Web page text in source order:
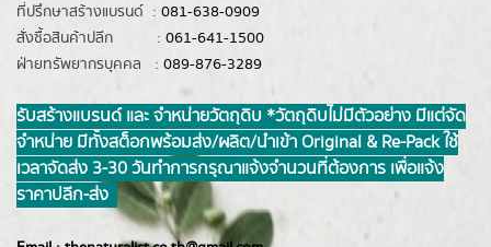
ที่ปรึกษาสร้างแบรนด์ : 081-638-0909
สั่งซื้อสินค้าปลีก : 061-641-1500
ฝ่ายทรัพยากรบุคคล : 089-876-3289
รับสร้างแบรนด์ และ จำหน่ายวัตถุดิบ *วัตถุดิบไม่มีตัวอย่าง มีแต่จัด
จำหน่าย มีทั้งสต็อกพร้อมส่ง/ผลิต/นำเข้า Original & Re-Pack ใช้
เวลาจัดส่ง 3-30 วันทำการ กรุณาแจ้งจำนวนที่ต้องการ เพื่อแจ้ง
ราคาปลีก-ส่ง